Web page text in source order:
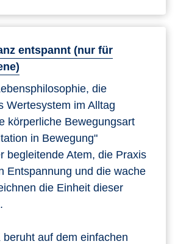
entspannt (nur für
die
Wertesystem im Alltag
körperliche Bewegungsart
in Bewegung"
begleitende Atem, die Praxis
Entspannung und die wache
die Einheit dieser
auf dem einfachen